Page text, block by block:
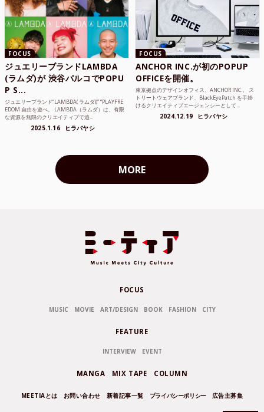
FOCUS
ジュエリーブランドLAMBDA
(ラムダ)が 渋谷パルコでPOPU
P S...
ジュエリーブランド“LAMBDA( ラムダ))” “PLAYFRE
EDOM 自由を遊べ。 LAMBDA（ラムダ）は、有限
な資源を無限のクリエイティブで追...
2025.1.16 ヒラバヤシ
FOCUS
ANCHOR INC.が初のPOPUP
OFFICEを開催。
東京拠点のデザインオフィス、ANCHOR INC.。 ス
トリートウェアブランド、BlackEyePatch を手掛
けるクリエイティブエージェンシーとして...
2024.12.19 ヒラバヤシ
MORE
FOCUS
MUSIC MOVIE ART/DESIGN BOOK FASHION CITY
FEATURE
INTERVIEW EVENT
MANGA MIX TAPE COLUMN
MEETIAとは お問い合わせ 新着記事一覧 プライバシーポリシー 広告主募集